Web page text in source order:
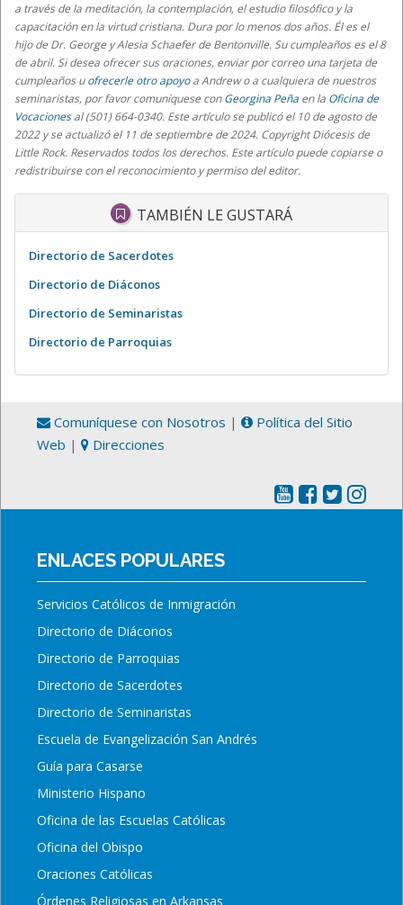
a través de la meditación, la contemplación, el estudio filosófico y la
capacitación en la virtud cristiana. Dura por lo menos dos años. Él es el
hijo de Dr. George y Alesia Schaefer de Bentonville. Su cumpleaños es el 8
de abril. Si desea ofrecer sus oraciones, enviar por correo una tarjeta de
cumpleaños uofrecerle otro apoyoa Andrew o a cualquiera de nuestros
seminaristas, por favor comuníquese conGeorgina Peña en la Oficina de
Vocacionesal (501) 664-0340. Este artículo se publicó el 10 de agosto de
2022 y se actualizó el 11 de septiembre de 2024. Copyright Diócesis de
Little Rock. Reservados todos los derechos. Este artículo puede copiarse o
redistribuirse con el reconocimiento y permiso del editor.
TAMBIÉN LE GUSTARÁ
Directorio de Sacerdotes
Directorio de Diáconos
Directorio de Seminaristas
Directorio de Parroquias
Comuníquese con Nosotros |
Política del Sitio
Web | Direcciones
ENLACES POPULARES
Servicios Católicos de Inmigración
Directorio de Diáconos
Directorio de Parroquias
Directorio de Sacerdotes
Directorio de Seminaristas
Escuela de Evangelización San Andrés
Guía para Casarse
Ministerio Hispano
Oficina de las Escuelas Católicas
Oficina del Obispo
Oraciones Católicas
Órdenes Religiosas en Arkansas